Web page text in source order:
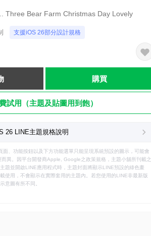
Three Bear Farm Christmas Day Lovely
支援iOS 26部分設計規格
購買
試用（主題及貼圖用到飽）
26 LINE主題規格說明
、功能按鈕以及下方功能選單只能呈現系統預設的圖示，可能會
異。因平台開發商Apple, Google之政策規格，主題小舖所刊載之
題並開啟LINE應用程式時，主題封面將顯示LINE預設的綠色畫
使用，不會顯示在實際套用的主題內。若您使用的LINE非最新版
意圖有所不同。